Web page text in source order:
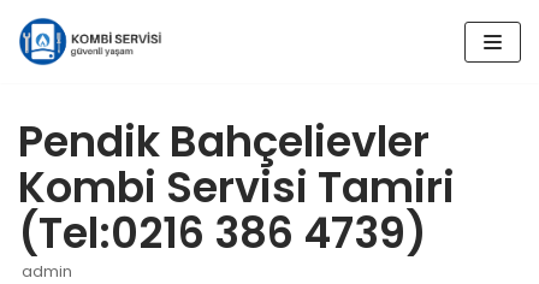
İçeriğe
geç
Pendik Bahçelievler
Kombi Servisi Tamiri
(Tel:0216 386 4739)
admin